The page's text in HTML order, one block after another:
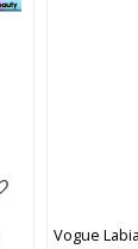
Vogue